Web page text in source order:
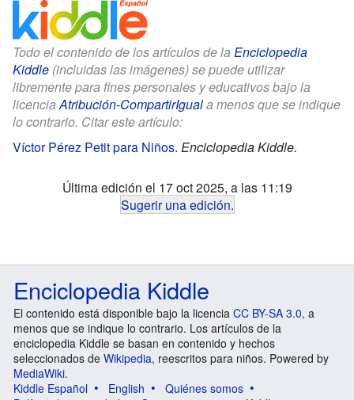
Todo el contenido de los artículos de la Enciclopedia
Kiddle (incluidas las imágenes) se puede utilizar
libremente para fines personales y educativos bajo la
licenciaAtribución-CompartirIguala menos que se indique
lo contrario. Citar este artículo:
Víctor Pérez Petit para Niños. Enciclopedia Kiddle.
Última edición el 17 oct 2025, a las 11:19
Sugerir una edición.
Enciclopedia Kiddle
El contenido está disponible bajo la licencia CC BY-SA 3.0, a
menos que se indique lo contrario. Los artículos de la
enciclopedia Kiddle se basan en contenido y hechos
seleccionados de Wikipedia, reescritos para niños. Powered by
MediaWiki.
Kiddle Español
English
Quiénes somos